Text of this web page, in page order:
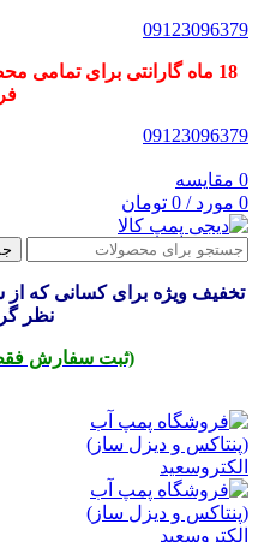
09123096379
09123096379
0 مقایسه
0 مورد /
0 تومان
تخفیف ویژه برای کسانی که
نظر
(ثبت سفارش